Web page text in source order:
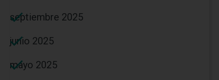
septiembre 2025
junio 2025
mayo 2025